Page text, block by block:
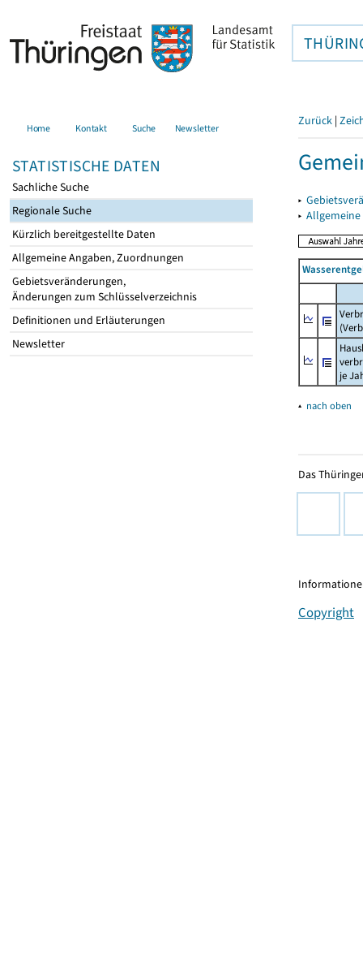
Home Kontakt Suche Newsletter
STATISTISCHE DATEN
Sachliche Suche
Regionale Suche
Kürzlich bereitgestellte Daten
Allgemeine Angaben, Zuordnungen
Gebietsveränderungen,
Änderungen zum Schlüsselverzeichnis
Definitionen und Erläuterungen
Newsletter
Zurück |
▸
▸
je
▴ nach oben
Das
Copyright